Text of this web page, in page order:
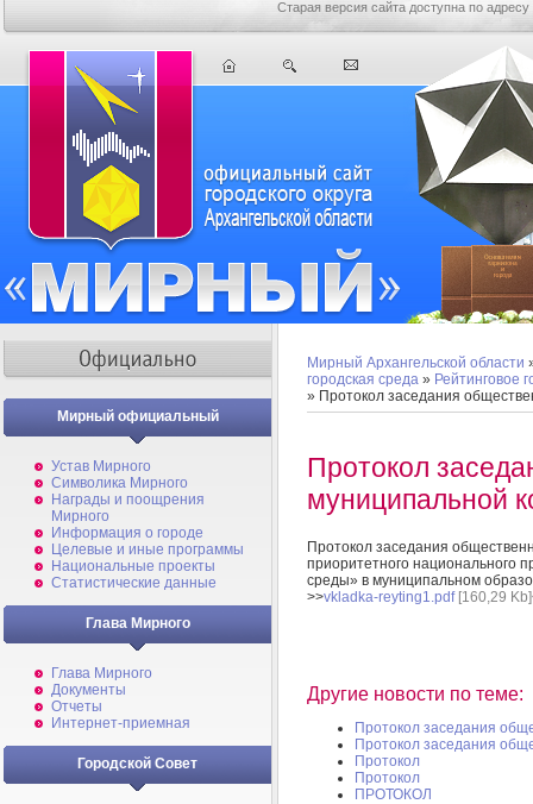
Старая версия сайта доступна по адресу
Мирный официальный
Устав Мирного
Символика Мирного
Награды и поощрения
Мирного
Информация о городе
Целевые и иные программы
Национальные проекты
Статистические данные
Глава Мирного
Глава Мирного
Документы
Отчеты
Интернет-приемная
Городской Совет
Мирный Архангельской области
городская среда » Рейтинговое
» Протокол заседания
Протокол
муниципальной
Протокол заседания
приоритетного национального
среды» в муниципальном
>>vkladka-reyting1.pdf[160,29 Kb]
Другие новости по теме:
Протокол заседания
Протокол заседания
Протокол
Протокол
ПРОТОКОЛ